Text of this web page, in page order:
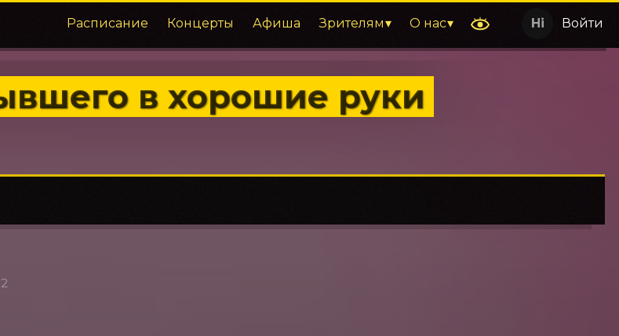
Расписание Концерты Афиша Зрителям О нас Войти
в хорошие руки